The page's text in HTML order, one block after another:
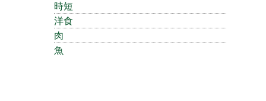
時短
洋食
肉
魚